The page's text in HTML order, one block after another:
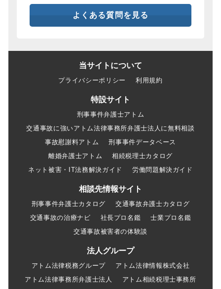
よくある質問を見る
当サイトについて
プライバシーポリシー 利用規約
特設サイト
刑事事件弁護士アトム
交通事故に強いアトム法律事務所弁護士法人に無料相談
事故慰謝料アトム
刑事事件データベース
離婚弁護士アトム
相続税理士カタログ
ネット被害・IT法務解決ガイド
労働問題解決ガイド
相談先情報サイト
刑事事件弁護士カタログ
交通事故弁護士カタログ
交通事故の治療ナビ
社長プロ名鑑
士業プロ名鑑
交通事故被害者の体験談
法人グループ
アトム法律税務グループ
アトム法律情報株式会社
アトム法律事務所弁護士法人
アトム相続税理士事務所